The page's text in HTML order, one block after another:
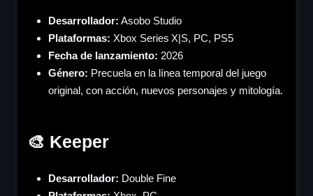
Desarrollador: Asobo Studio
Plataformas: Xbox Series X|S, PC, PS5
Fecha de lanzamiento: 2026
Género: Precuela en la línea temporal del juego
original, con acción, nuevos personajes y mitología.
🎨 Keeper
Desarrollador: Double Fine